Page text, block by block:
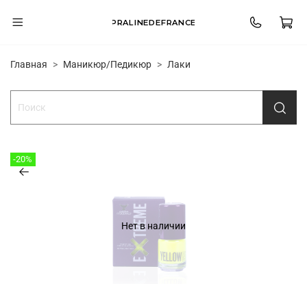
PRALINEDEFRANCE
Главная Маникюр/Педикюр Лаки
Нет в наличии
-20%